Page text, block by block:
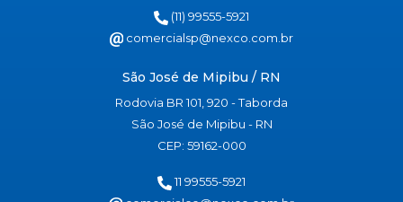
(11) 99555-5921
comercialsp@nexco.com.br
São José de Mipibu / RN
Rodovia BR 101, 920 - Taborda
São José de Mipibu - RN
CEP: 59162-000
11 99555-5921